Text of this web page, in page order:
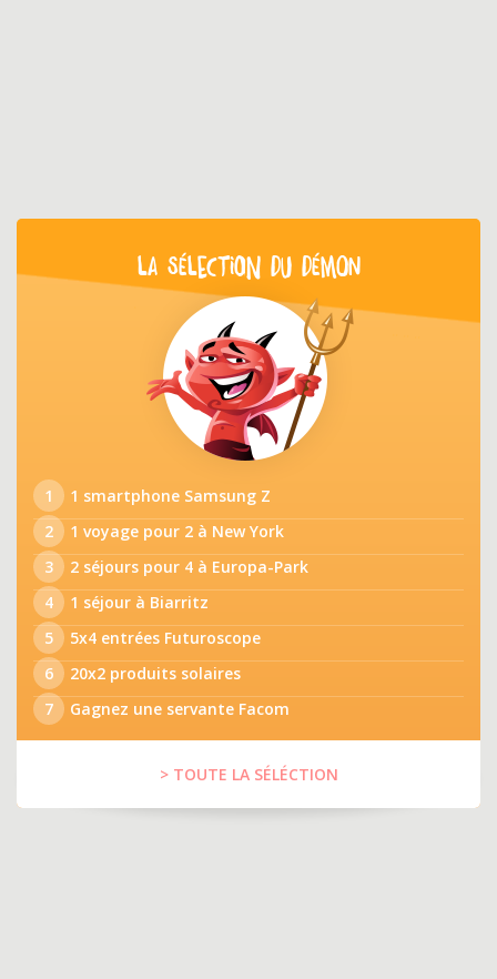
LA SÉLECTION DU DÉMON
1
1 smartphone Samsung Z
2
1 voyage pour 2 à New York
3
2 séjours pour 4 à Europa-Park
4
1 séjour à Biarritz
5
5x4 entrées Futuroscope
6
20x2 produits solaires
7
Gagnez une servante Facom
> TOUTE LA SÉLÉCTION